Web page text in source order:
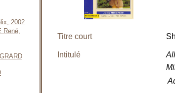
2002
Titre court
Intitulé